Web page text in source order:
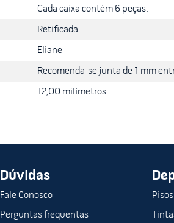
Cada caixa contém 6 peças.
Retificada
Eliane
Recomenda-se junta de 1 mm
12,00 milímetros
Dúvidas
Fale Conosco
Perguntas frequentas